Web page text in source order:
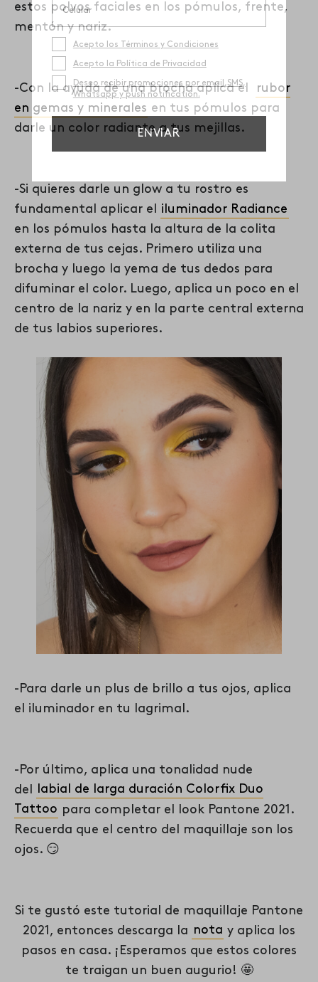
estos polvos faciales en los pómulos, frente,
mentón y nariz.
-Con la ayuda de una brocha aplica el
rubor
en gemas y minerales en tus pómulos para
darle un color radiante a tus mejillas.
-Si quieres darle un glow a tu rostro es
fundamental aplicar el iluminador Radiance
en los pómulos hasta la altura de la colita
externa de tus cejas. Primero utiliza una
brocha y luego la yema de tus dedos para
difuminar el color. Luego, aplica un poco en el
centro de la nariz y en la parte central externa
de tus labios superiores.
-Para darle un plus de brillo a tus ojos, aplica
el iluminador en tu lagrimal.
-Por último, aplica una tonalidad nude
del
labial de larga duración Colorfix Duo
Tattoo para completar el look Pantone 2021.
Recuerda que el centro del maquillaje son los
ojos. 😏
Si te gustó este tutorial de maquillaje Pantone
2021, entonces descarga la nota y aplica los
pasos en casa. ¡Esperamos que estos colores
te traigan un buen augurio! 🤩